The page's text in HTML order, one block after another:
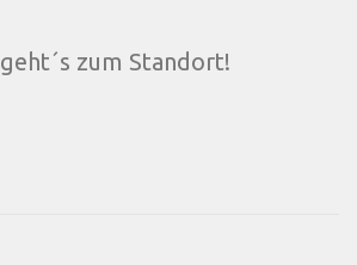
zum Standort!